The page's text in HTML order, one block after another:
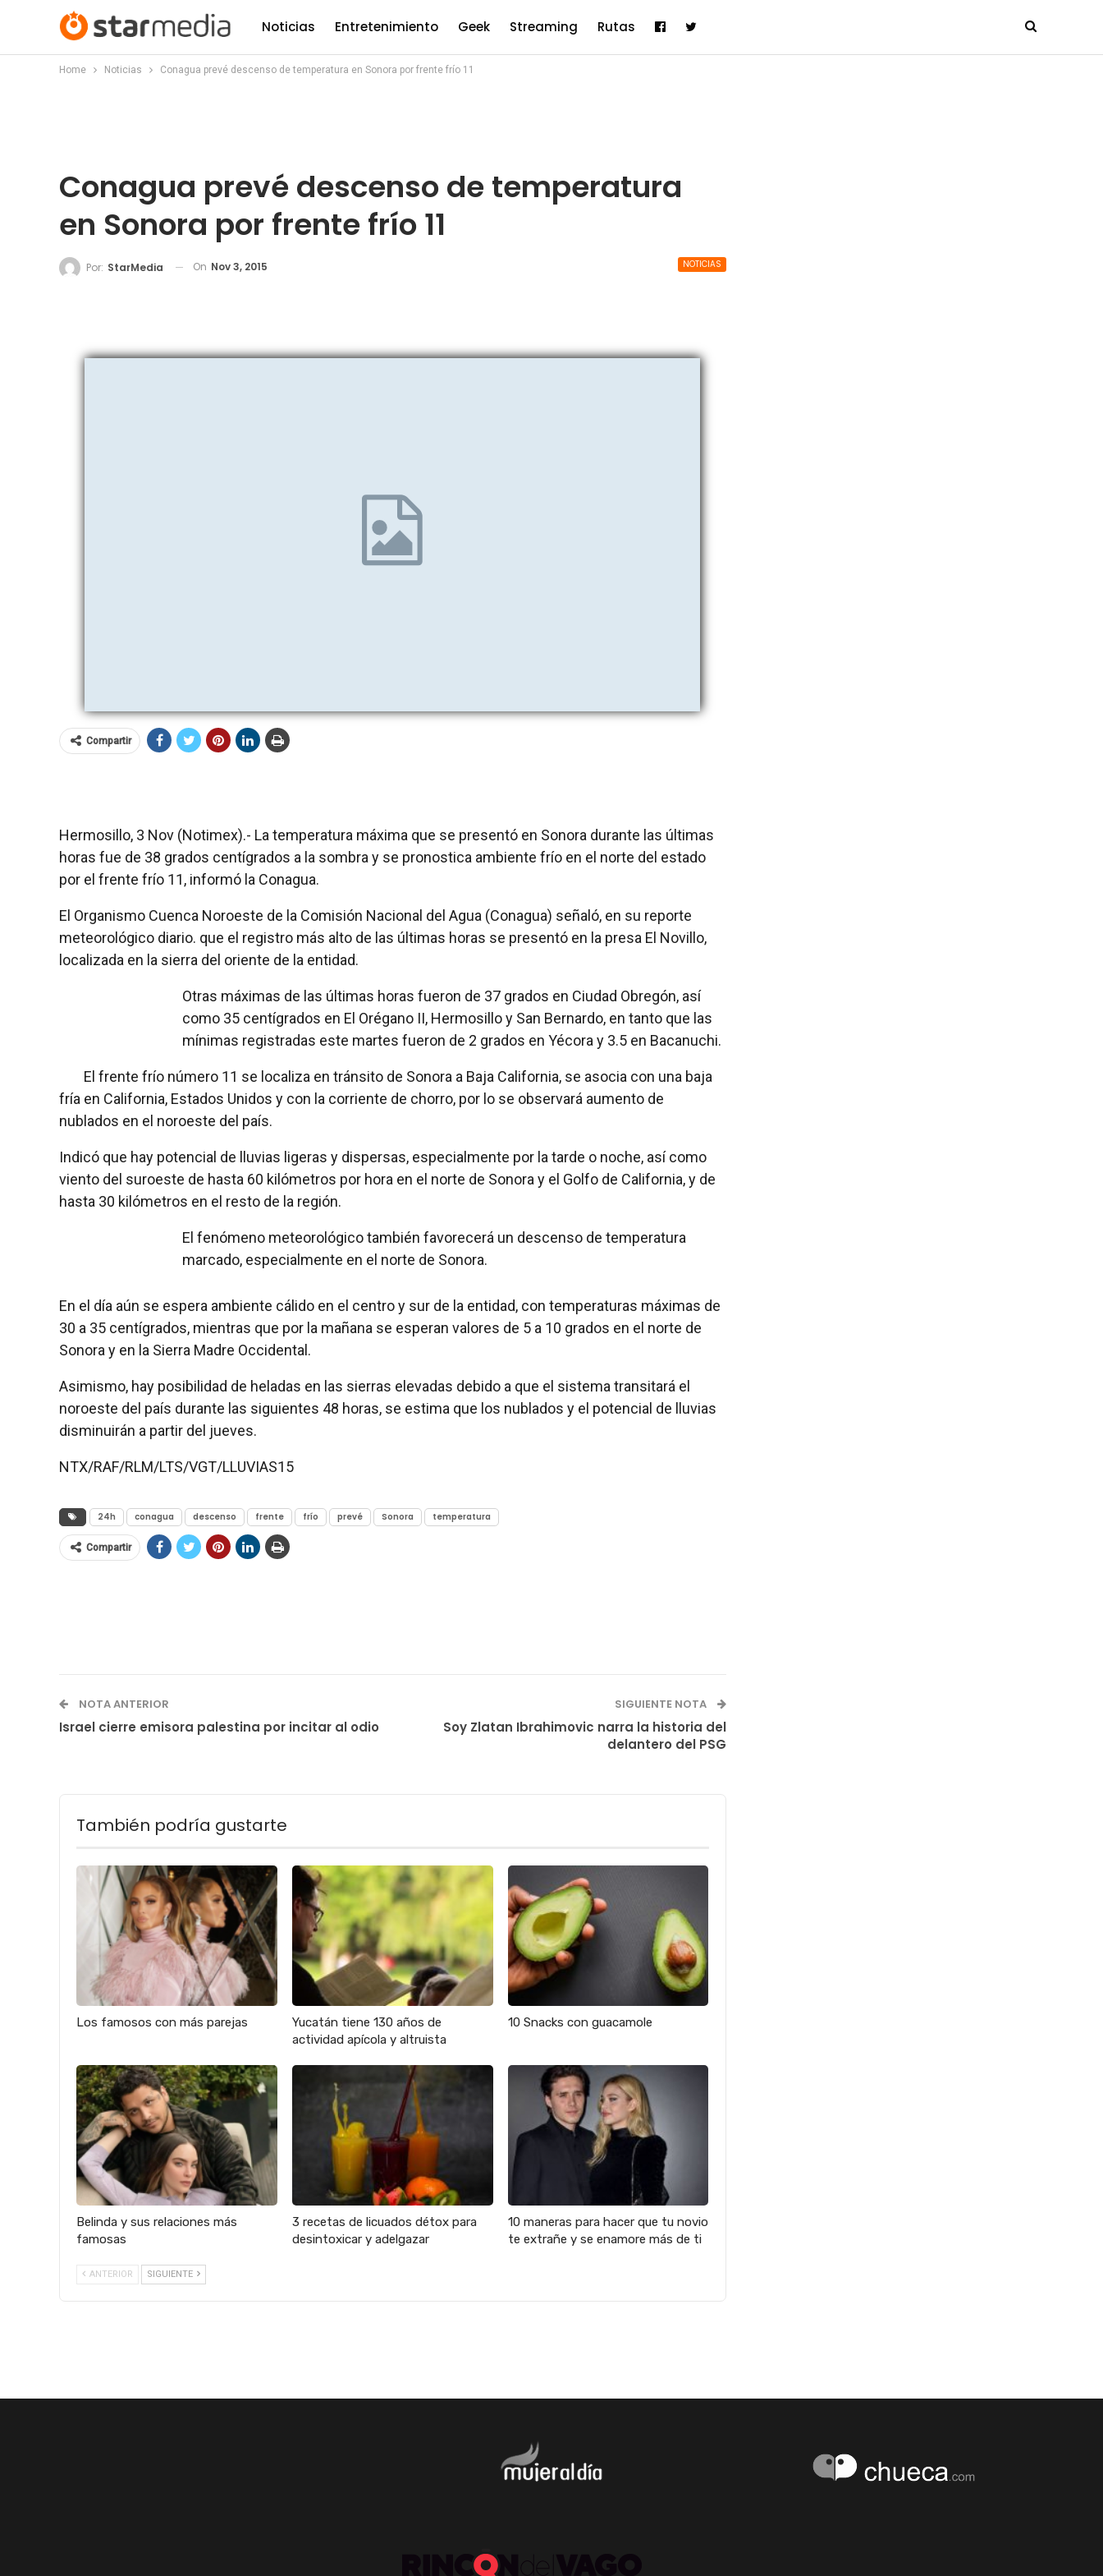
Noticias Entretenimiento Geek Streaming Rutas
Home Noticias Conagua prevé descenso de temperatura en Sonora por frente frío 11
Conagua prevé descenso de temperatura
en Sonora por frente frío 11
NOTICIAS
Por: StarMedia On Nov 3, 2015
Compartir
Hermosillo, 3 Nov (Notimex).- La temperatura máxima que se presentó en Sonora durante las últimas
horas fue de 38 grados centígrados a la sombra y se pronostica ambiente frío en el norte del estado
por el frente frío 11, informó la Conagua.
El Organismo Cuenca Noroeste de la Comisión Nacional del Agua (Conagua) señaló, en su reporte
meteorológico diario. que el registro más alto de las últimas horas se presentó en la presa El Novillo,
localizada en la sierra del oriente de la entidad.
Otras máximas de las últimas horas fueron de 37 grados en Ciudad Obregón, así
como 35 centígrados en El Orégano II, Hermosillo y San Bernardo, en tanto que las
mínimas registradas este martes fueron de 2 grados en Yécora y 3.5 en Bacanuchi.
El frente frío número 11 se localiza en tránsito de Sonora a Baja California, se asocia con una baja
fría en California, Estados Unidos y con la corriente de chorro, por lo se observará aumento de
nublados en el noroeste del país.
Indicó que hay potencial de lluvias ligeras y dispersas, especialmente por la tarde o noche, así como
viento del suroeste de hasta 60 kilómetros por hora en el norte de Sonora y el Golfo de California, y de
hasta 30 kilómetros en el resto de la región.
El fenómeno meteorológico también favorecerá un descenso de temperatura
marcado, especialmente en el norte de Sonora.
En el día aún se espera ambiente cálido en el centro y sur de la entidad, con temperaturas máximas de
30 a 35 centígrados, mientras que por la mañana se esperan valores de 5 a 10 grados en el norte de
Sonora y en la Sierra Madre Occidental.
Asimismo, hay posibilidad de heladas en las sierras elevadas debido a que el sistema transitará el
noroeste del país durante las siguientes 48 horas, se estima que los nublados y el potencial de lluvias
disminuirán a partir del jueves.
NTX/RAF/RLM/LTS/VGT/LLUVIAS15
24h conagua descenso frente frío prevé Sonora temperatura
Compartir
NOTA ANTERIOR
Israel cierre emisora palestina por incitar al odio
SIGUIENTE NOTA
Soy Zlatan Ibrahimovic narra la historia del
delantero del PSG
También podría gustarte
Los famosos con más parejas
Yucatán tiene 130 años de
actividad apícola y altruista
10 Snacks con guacamole
Belinda y sus relaciones más
famosas
3 recetas de licuados détox para
desintoxicar y adelgazar
10 maneras para hacer que tu novio
te extrañe y se enamore más de ti
ANTERIOR SIGUIENTE